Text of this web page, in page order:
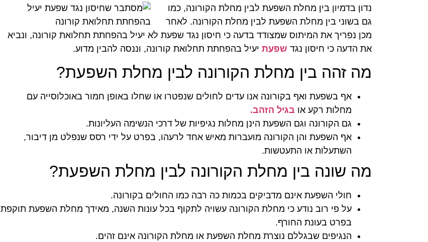
נדון בדמיון בין מחלת השפעת לבין מחלת הקורונה, כמו
גם בשוני בין מחלת השפעת לבין מחלת הקורונה. לאחר
מכן נפריך את המיתוס שמצודד בדעה כי חיסון נגד שפעת לא יעיל בהפחתת תחלואת קורונה, ונביא
את הדעה כי חיסון נגד שפעת יעיל בהפחתת תחלואת קורונה, וננסה להבין מדוע.
מה זהה בין מחלת הקורונה לבין מחלת השפעת?
אף בשפעת ואף בקורונה אנו עדים לחולים שנפטרו או שחלו באופן חמור באוכלוסייה עם
מחלות רקע או בגיל הזהב.
גם הקורונה וגם השפעת הינן מחלות נגיפיות של דרכי הנשימה העליונות.
אף השפעת והן הקורונה מועברות מאיש אחד לרעהו, בפרט על ידי רסס שנפלט מן דיבור,
השתעלות או התעטשות.
מה שונה בין מחלת הקורונה לבין מחלת השפעת?
חולי השפעת אינם מדביקים בכמות כה רבה כמו החולים בקורונה.
על פי רוב נודע כי מחלת הקורונה עשויה לתקוף בכל עונות השנה, מאידך מחלת השפעת תוקפת
בפרט בעונת החורף.
הנגיפים שבגללם נוצרת מחלת השפעת או מחלת הקורונה אינם זהים.